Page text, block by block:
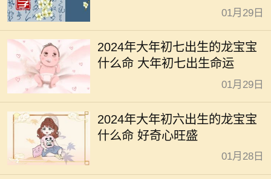
01月29日
2024年大年初七出生的龙宝宝
什么命 大年初七出生命运
01月29日
2024年大年初六出生的龙宝宝
什么命 好奇心旺盛
01月28日